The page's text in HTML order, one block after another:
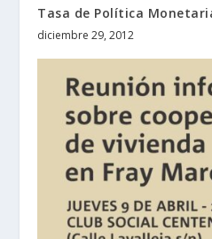
Tasa de Política
diciembre 29, 2012